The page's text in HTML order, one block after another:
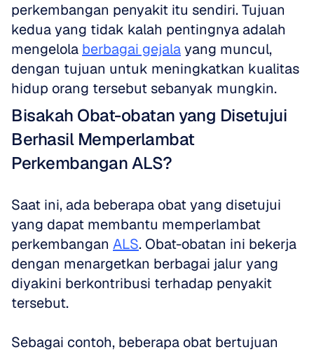
perkembangan penyakit itu sendiri. Tujuan
kedua yang tidak kalah pentingnya adalah
mengelola berbagai gejala yang muncul,
dengan tujuan untuk meningkatkan kualitas
hidup orang tersebut sebanyak mungkin.
Bisakah Obat-obatan yang Disetujui
Berhasil Memperlambat
Perkembangan ALS?
Saat ini, ada beberapa obat yang disetujui
yang dapat membantu memperlambat
perkembangan ALS. Obat-obatan ini bekerja
dengan menargetkan berbagai jalur yang
diyakini berkontribusi terhadap penyakit
tersebut.
Sebagai contoh, beberapa obat bertujuan